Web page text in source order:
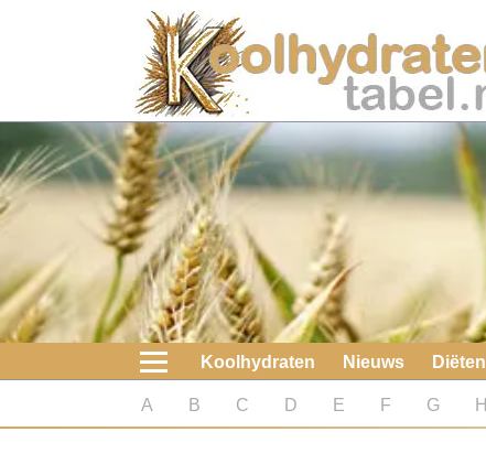
Koolhydraten
Nieuws
Koolhydraatarme diëten
Boeken
koolhydraatarme diëten
Diabetes test
Koolhydraten Nieuws Diëten
A B C D E F G H